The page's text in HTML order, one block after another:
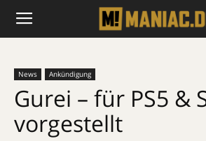
News Ankündigung
Gurei – für PS5 &
vorgestellt